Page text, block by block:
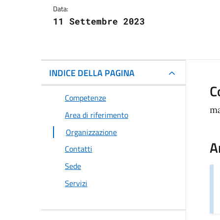
Data:
11 Settembre 2023
INDICE DELLA PAGINA
Competenze
Area di riferimento
Organizzazione
Contatti
Sede
Servizi